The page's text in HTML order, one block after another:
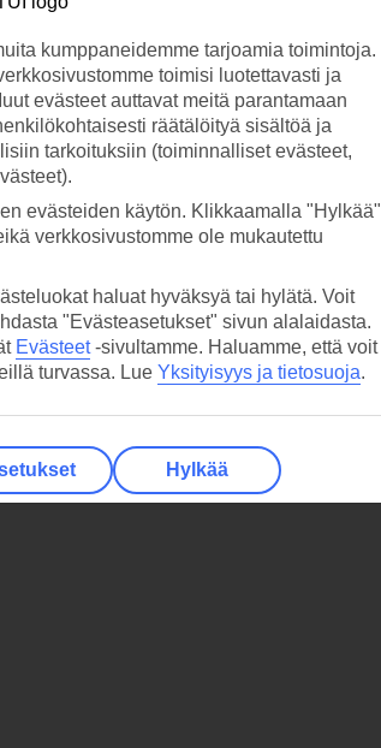
kumppaneidemme tarjoamia toimintoja.
toimisi luotettavasti ja
evästeet auttavat meitä parantamaan
räätälöityä sisältöä ja
tarkoituksiin (toiminnalliset evästeet,
evästeiden käytön. Klikkaamalla "Hylkää"
verkkosivustomme ole mukautettu
haluat hyväksyä tai hylätä. Voit
"Evästeasetukset" sivun alalaidasta.
Evästeet-sivultamme. Haluamme, että voit
turvassa. Lue Yksityisyys ja tietosuoja.
Hylkää